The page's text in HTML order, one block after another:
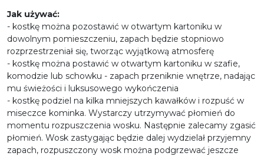
Jak używać:
- kostkę można pozostawić w otwartym kartoniku w
dowolnym pomieszczeniu, zapach będzie stopniowo
rozprzestrzeniał się, tworząc wyjątkową atmosferę
- kostkę można postawić w otwartym kartoniku w szafie,
komodzie lub schowku - zapach przeniknie wnętrze, nadając
mu świeżości i luksusowego wykończenia
- kostkę podziel na kilka mniejszych kawałków i rozpuść w
miseczce kominka. Wystarczy utrzymywać płomień do
momentu rozpuszczenia wosku. Następnie zalecamy zgasić
płomień. Wosk zastygając będzie dalej wydzielał przyjemny
zapach, rozpuszczony wosk można podgrzewać jeszcze